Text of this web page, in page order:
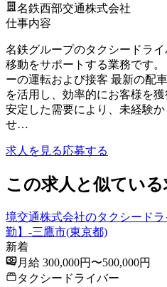
名鉄西部交通株式会社
仕事内容
名鉄グループのタクシードラ
移動をサポートする業務です
ーの運転および接客 最新の配
を活用し、効率的にお客様を
安定した需要により、未経験
せ…
求人を見る応募する
この求人と似ている
境交通株式会社のタクシード
勤】-三鷹市(東京都)
新着
月給 300,000円〜500,000円
タクシードライバー